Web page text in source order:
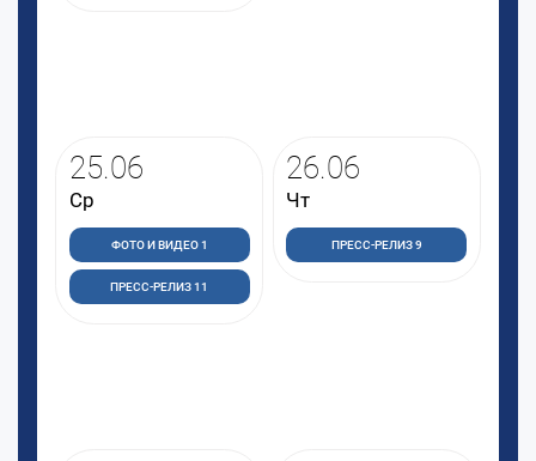
25.06
Ср
ФОТО И ВИДЕО 1
ПРЕСС-РЕЛИЗ 11
26.06
Чт
ПРЕСС-РЕЛИЗ 9